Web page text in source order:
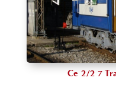
Ce 2/2 7